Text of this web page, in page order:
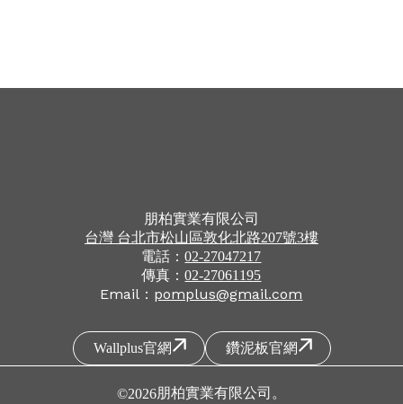
朋柏實業有限公司
台灣 台北市松山區敦化北路207號3樓
電話：02-27047217
傳真：02-27061195
Email： pomplus@gmail.com
Wallplus官網 鑽泥板官網
©2026朋柏實業有限公司 。